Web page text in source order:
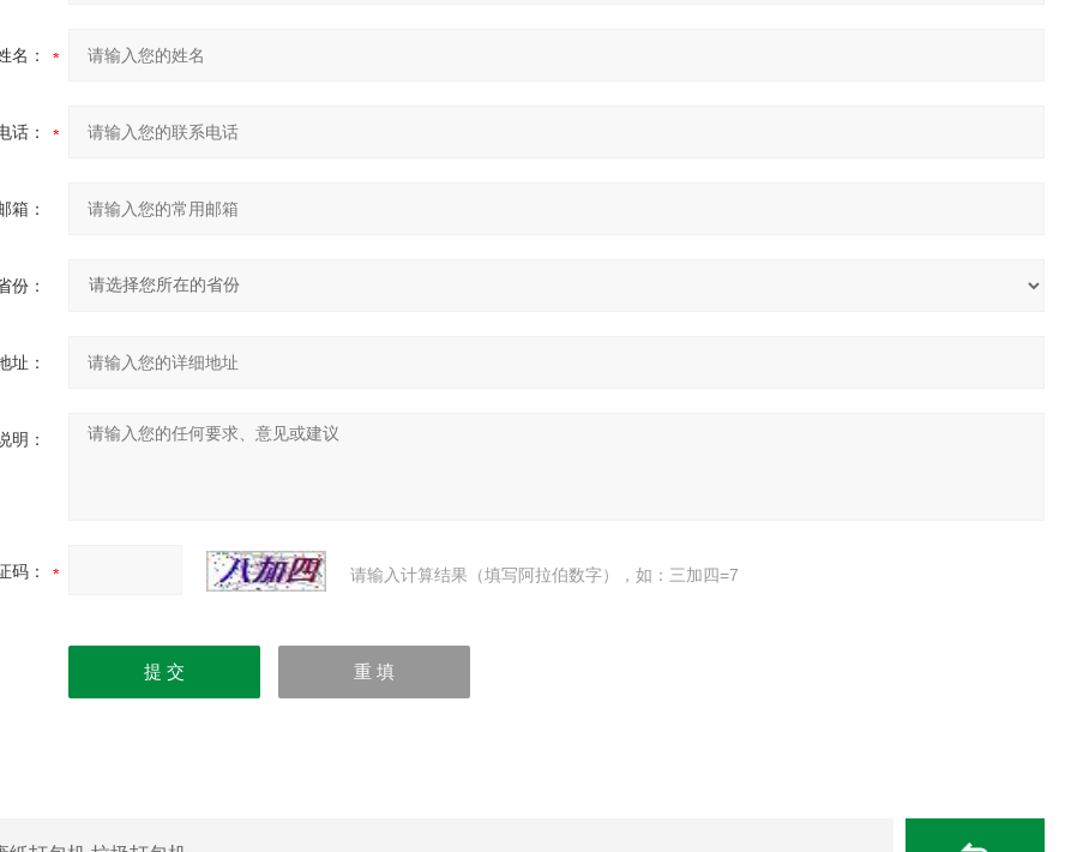
名：
话：
箱：
份：
址：
明：
码： 请输入计算结果（填写阿拉伯数字），如：三加四=7